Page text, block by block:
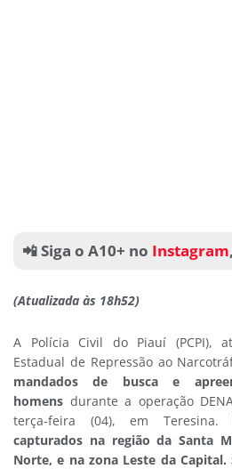
📲 Siga o A10+ no Instagram,
(Atualizada às 18h52)
A Polícia Civil do Piauí (PCPI),
Estadual de Repressão ao
mandados de busca e
homens durante a operação
terça-feira (04), em Teresina.
capturados na região da Santa
Norte, e na zona Leste da